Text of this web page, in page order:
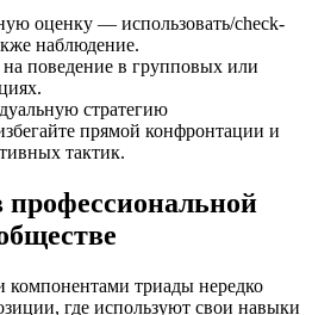
оценку — использовать/check-
наблюдение.
поведение в групповых или
стратегию
прямой конфронтации и
тактик.
профессиональной
триады нередко
где используют свои навыки